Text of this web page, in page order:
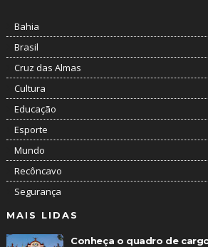
Bahia
Brasil
Cruz das Almas
Cultura
Educação
Esporte
Mundo
Recôncavo
Segurança
MAIS LIDAS
Conheça o quadro de